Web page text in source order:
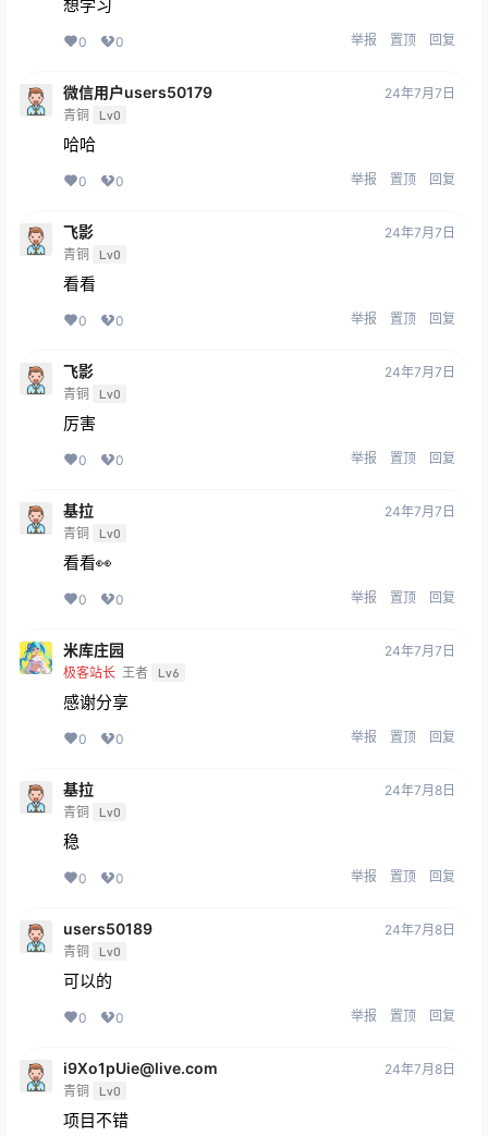
想学习
0 0 举报 置顶 回复
微信用户users50179
青铜 Lv0
24年7月7日
哈哈
0 0 举报 置顶 回复
飞影
青铜 Lv0
24年7月7日
看看
0 0 举报 置顶 回复
飞影
青铜 Lv0
24年7月7日
厉害
0 0 举报 置顶 回复
基拉
青铜 Lv0
24年7月7日
看看👀
0 0 举报 置顶 回复
米库庄园
极客站长 王者 Lv6
24年7月7日
感谢分享
0 0 举报 置顶 回复
基拉
青铜 Lv0
24年7月8日
稳
0 0 举报 置顶 回复
users50189
青铜 Lv0
24年7月8日
可以的
0 0 举报 置顶 回复
i9Xo1pUie@live.com
青铜 Lv0
24年7月8日
项目不错